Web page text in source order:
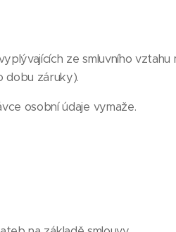
ze smluvního vztahu
dobu záruky).
osobní údaje vymaže.